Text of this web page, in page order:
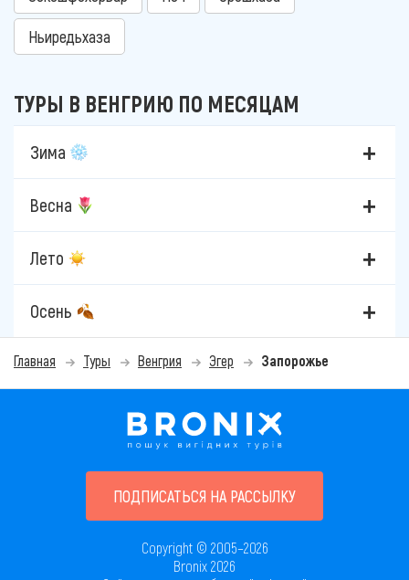
Ньиредьхаза
ТУРЫ В ВЕНГРИЮ ПО МЕСЯЦАМ
Зима
Весна
Лето
Осень
Главная Туры Венгрия Эгер Запорожье
ПОДПИСАТЬСЯ НА РАССЫЛКУ
Copyright © 2005–2026
Bronix 2026